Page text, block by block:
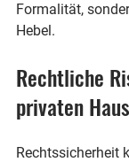
Formalität,
Hebel.
Rechtliche
privaten
Rechtssicherheit